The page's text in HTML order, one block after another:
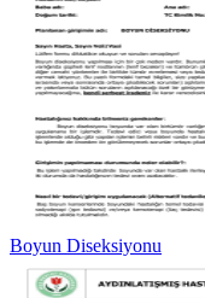
Boyun Diseksiyonu